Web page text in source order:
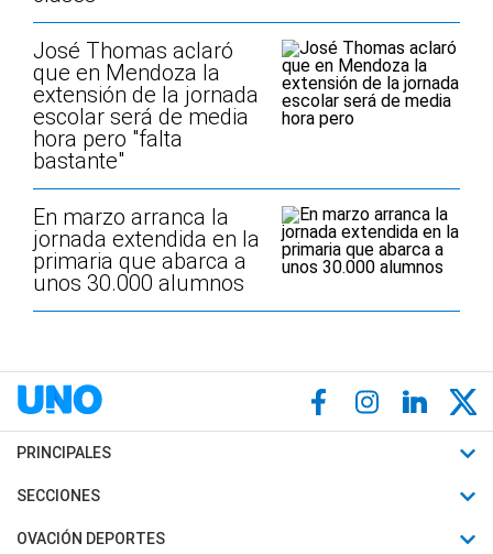
José Thomas aclaró
que en Mendoza la
extensión de la jornada
escolar será de media
hora pero "falta
bastante"
En marzo arranca la
jornada extendida en la
primaria que abarca a
unos 30.000 alumnos
PRINCIPALES
Últimas Noticias
Política
SECCIONES
Horóscopo
OVACIÓN DEPORTES